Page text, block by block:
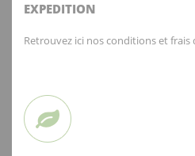
EXPEDITION
Retrouvez ici nos conditions et frais